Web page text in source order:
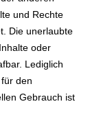
und Rechte
Die unerlaubte
oder
Lediglich
den
Gebrauch ist